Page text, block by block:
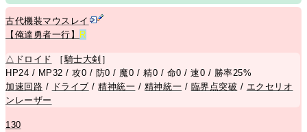
古代機装マウスレイ
【俺達勇者一行】
R
△ ドロイド ［騎士大剣 ］
HP24 / MP32 / 攻0 / 防0 / 魔0 / 精0 / 命0 / 速0 / 勝率25%
加速回路 / ドライブ /精神統一 / 精神統一 / 臨界点突破 / エクセリオ
ンレーザー
130